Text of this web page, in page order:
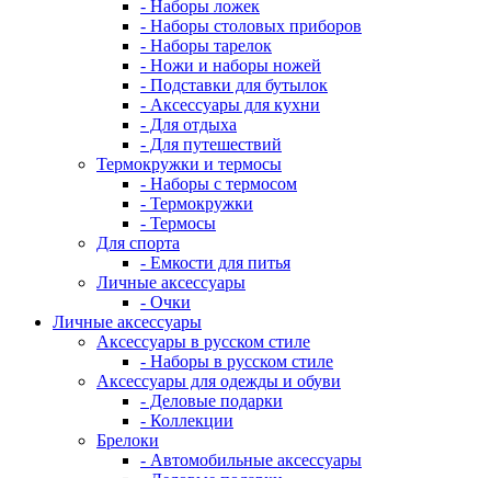
- Наборы ложек
- Наборы столовых приборов
- Наборы тарелок
- Ножи и наборы ножей
- Подставки для бутылок
- Аксессуары для кухни
- Для отдыха
- Для путешествий
Термокружки и термосы
- Наборы с термосом
- Термокружки
- Термосы
Для спорта
- Емкости для питья
Личные аксессуары
- Очки
Личные аксессуары
Аксессуары в русском стиле
- Наборы в русском стиле
Аксессуары для одежды и обуви
- Деловые подарки
- Коллекции
Брелоки
- Автомобильные аксессуары